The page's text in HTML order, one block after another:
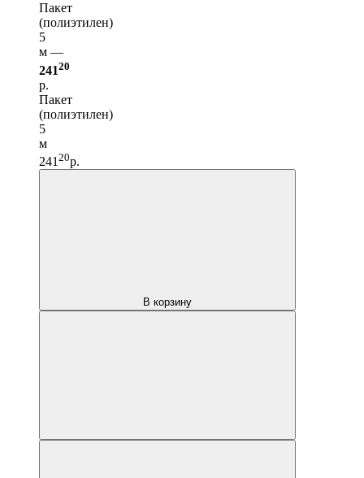
Пакет
(полиэтилен)
5
м —
24120
р.
Пакет
(полиэтилен)
5
м
241 20р.
В корзину